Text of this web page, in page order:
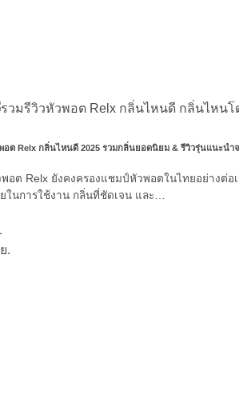
อต Relx กลิ่นไหนดี 2025 รวมกลิ่นยอดนิยม & รีวิวรุ่นแนะนำ
อต Relx ยังคงครองแชมป์หัวพอตในไทยอย่างต่อ
ในการใช้งาน กลิ่นที่ชัดเจน และ…
.